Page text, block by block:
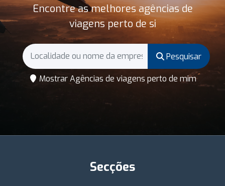
Encontre as melhores agências de
viagens perto de si
Pesquisar
Mostrar Agências de viagens perto de mim
Secções